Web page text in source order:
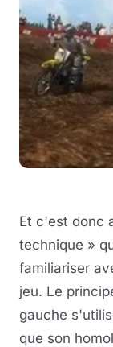
Et c'est donc
technique »
familiariser
jeu. Le
gauche
que son